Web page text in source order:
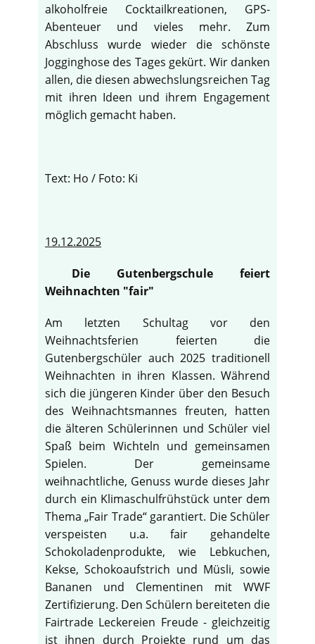
alkoholfreie Cocktailkreationen, GPS-
Abenteuer und vieles mehr. Zum
Abschluss wurde wieder die schönste
Jogginghose des Tages gekürt. Wir danken
allen, die diesen abwechslungsreichen Tag
mit ihren Ideen und ihrem Engagement
möglich gemacht haben.
Text: Ho / Foto: Ki
19.12.2025
Die Gutenbergschule feiert
Weihnachten "fair"
Am letzten Schultag vor den
Weihnachtsferien feierten die
Gutenbergschüler auch 2025 traditionell
Weihnachten in ihren Klassen. Während
sich die jüngeren Kinder über den Besuch
des Weihnachtsmannes freuten, hatten
die älteren Schülerinnen und Schüler viel
Spaß beim Wichteln und gemeinsamen
Spielen. Der gemeinsame
weihnachtliche, Genuss wurde dieses Jahr
durch ein Klimaschulfrühstück unter dem
Thema „Fair Trade“ garantiert. Die Schüler
verspeisten u.a. fair gehandelte
Schokoladenprodukte, wie Lebkuchen,
Kekse, Schokoaufstrich und Müsli, sowie
Bananen und Clementinen mit WWF
Zertifizierung. Den Schülern bereiteten die
Fairtrade Leckereien Freude - gleichzeitig
ist ihnen durch Projekte rund um das